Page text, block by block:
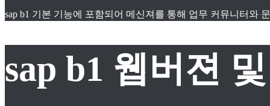
sap b1 기본 기능에 포함되어 메신져를 통해 업무 커뮤니터와
sap b1 웹버젼